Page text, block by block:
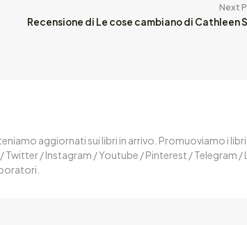
Next
Recensione di Le cose cambiano di Cathleen
aggiornati sui libri in arrivo. Promuoviamo i
/ Instagram / Youtube / Pinterest / Telegram /